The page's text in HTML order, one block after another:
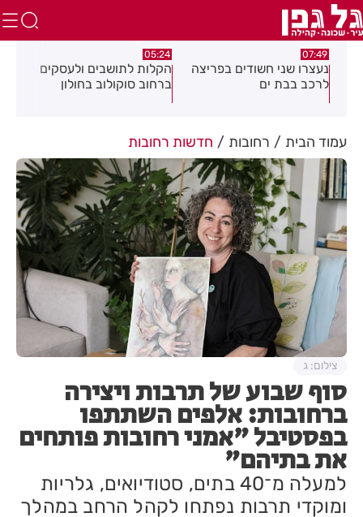
07:49
נעצרו שני חשודים בפריצה
לרכב בבת ים
05:24
הקלות לתושבים ולעסקים
ברחוב סוקולוב בחולון
עמוד הבית רחובות חדשות רחובות
סוף שבוע של תרבות ויצירה
ברחובות: אלפים השתתפו
בפסטיבל "אמני רחובות פותחים
את בתיהם"
למעלה מ־40 בתים, סטודיואים, גלריות
ומוקדי תרבות נפתחו לקהל הרחב במהלך
צילום: ג